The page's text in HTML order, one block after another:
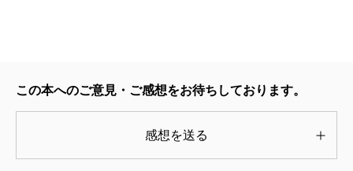
のだそうである。
の“もやりチェック”には特に心を砕く。へら（用
この本へのご意見・ご感想をお待ちしております。
感想を送る